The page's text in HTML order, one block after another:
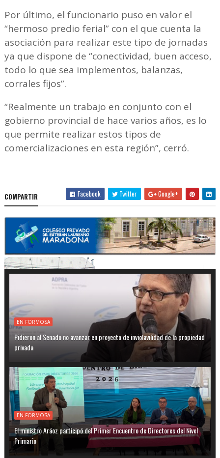
Por último, el funcionario puso en valor el
“hermoso predio ferial” con el que cuenta la
asociación para realizar este tipo de jornadas
ya que dispone de “conectividad, buen acceso,
todo lo que sea implementos, balanzas,
corrales fijos”.
“Realmente un trabajo en conjunto con el
gobierno provincial de hace varios años, es lo
que permite realizar estos tipos de
comercializaciones en esta región”, cerró.
COMPARTIR Facebook Twitter Google+
EN FORMOSA
Pidieron al Senado no avanzar en proyecto de inviolavilidad de la propiedad
privada
EN FORMOSA
El ministro Aráoz participó del Primer Encuentro de Directores del Nivel
Primario